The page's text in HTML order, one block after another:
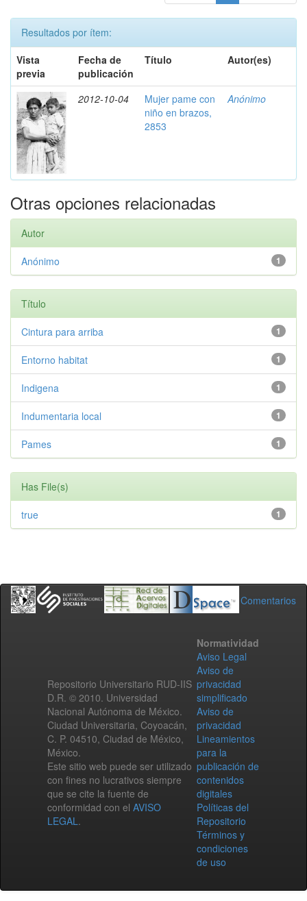
Resultados por ítem:
Vista
previa
Fecha de
publicación
Título Autor(es)
2012-10-04
Mujer pame con
niño en brazos,
2853
Anónimo
Otras opciones relacionadas
Autor
1
Anónimo
Título
1
Cintura para arriba
1
Entorno habitat
1
Indigena
1
Indumentaria local
1
Pames
Has File(s)
1
true
Comentarios
Repositorio Universitario RUD-IIS
D.R. © 2010. Universidad
Nacional Autónoma de México.
Ciudad Universitaria, Coyoacán,
C. P. 04510, Ciudad de México,
México.
Este sitio web puede ser utilizado
con fines no lucrativos siempre
que se cite la fuente de
conformidad con el AVISO
LEGAL.
Normatividad
Aviso Legal
Aviso de
privacidad
simplificado
Aviso de
privacidad
Lineamientos
para la
publicación de
contenidos
digitales
Políticas del
Repositorio
Términos y
condiciones
de uso